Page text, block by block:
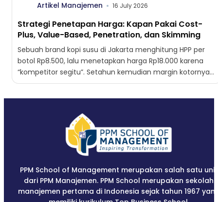
Artikel Manajemen 16 July 2026
Strategi Penetapan Harga: Kapan Pakai Cost-
Plus, Value-Based, Penetration, dan Skimming
Sebuah brand kopi susu di Jakarta menghitung HPP per
botol Rp8.500, lalu menetapkan harga Rp18.000 karena
“kompetitor segitu”. Setahun kemudian margin kotornya
tergerus dari 52%...
PPM School of Management merupakan salah satu unit
dari PPM Manajemen. PPM School merupakan sekolah
manajemen pertama di Indonesia sejak tahun 1967